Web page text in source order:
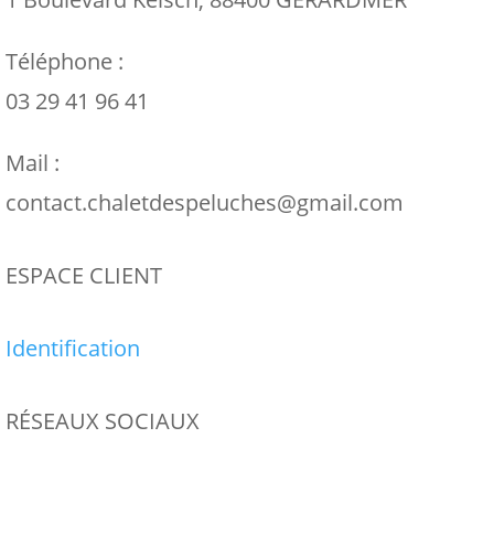
Téléphone :
03 29 41 96 41
Mail :
contact.chaletdespeluches@gmail.com
ESPACE CLIENT
Identification
RÉSEAUX SOCIAUX